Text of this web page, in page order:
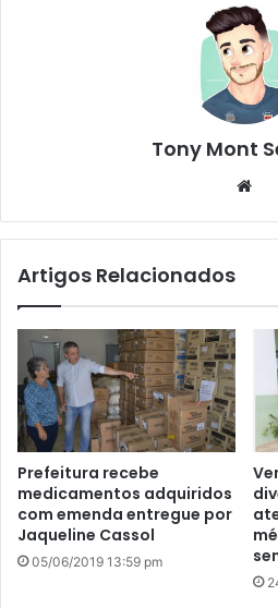
Tony Mont
te
Artigos Relacionados
Prefeitura recebe
medicamentos adquiridos
com emenda entregue por
Jaqueline Cassol
05/06/2019 13:59 pm